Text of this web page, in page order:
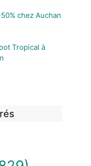
chez Auchan
Tropical à